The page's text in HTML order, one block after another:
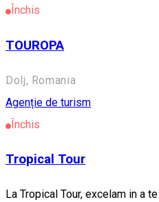
Închis
TOUROPA
Dolj, Romania
Agenție de turism
Închis
Tropical Tour
La Tropical Tour, excelam in a